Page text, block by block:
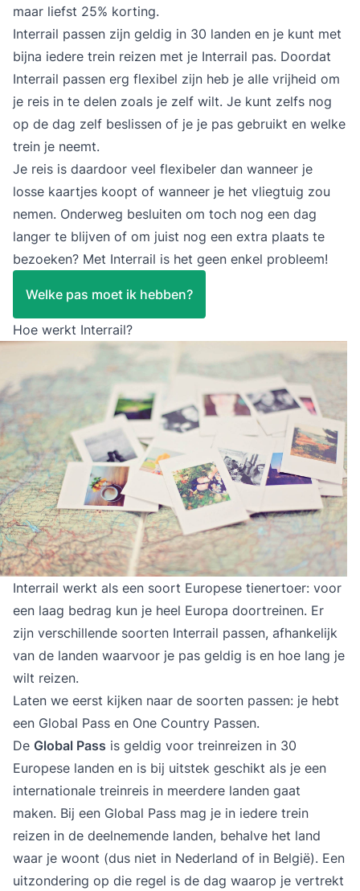
maar liefst 25% korting.
Interrail passen zijn geldig in 30 landen en je kunt met
bijna iedere trein reizen met je Interrail pas. Doordat
Interrail passen erg flexibel zijn heb je alle vrijheid om
je reis in te delen zoals je zelf wilt. Je kunt zelfs nog
op de dag zelf beslissen of je je pas gebruikt en welke
trein je neemt.
Je reis is daardoor veel flexibeler dan wanneer je
losse kaartjes koopt of wanneer je het vliegtuig zou
nemen. Onderweg besluiten om toch nog een dag
langer te blijven of om juist nog een extra plaats te
bezoeken? Met Interrail is het geen enkel probleem!
Welke pas moet ik hebben?
Hoe werkt Interrail?
Interrail werkt als een soort Europese tienertoer: voor
een laag bedrag kun je heel Europa doortreinen. Er
zijn verschillende soorten Interrail passen, afhankelijk
van de landen waarvoor je pas geldig is en hoe lang je
wilt reizen.
Laten we eerst kijken naar de soorten passen: je hebt
een Global Pass en One Country Passen.
De Global Pass is geldig voor treinreizen in 30
Europese landen en is bij uitstek geschikt als je een
internationale treinreis in meerdere landen gaat
maken. Bij een Global Pass mag je in iedere trein
reizen in de deelnemende landen, behalve het land
waar je woont (dus niet in Nederland of in België). Een
uitzondering op die regel is de dag waarop je vertrekt